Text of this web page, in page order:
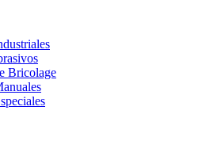
Bricolage